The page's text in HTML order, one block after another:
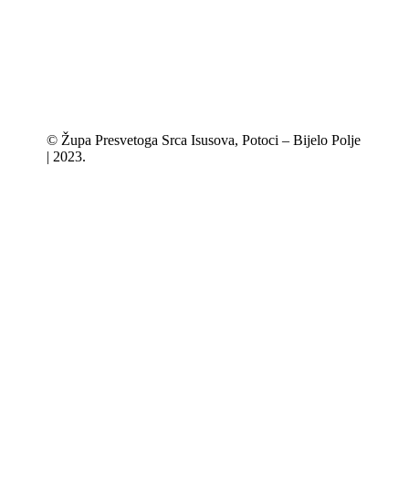
© Župa Presvetoga Srca Isusova, Potoci – Bijelo Polje
| 2023.